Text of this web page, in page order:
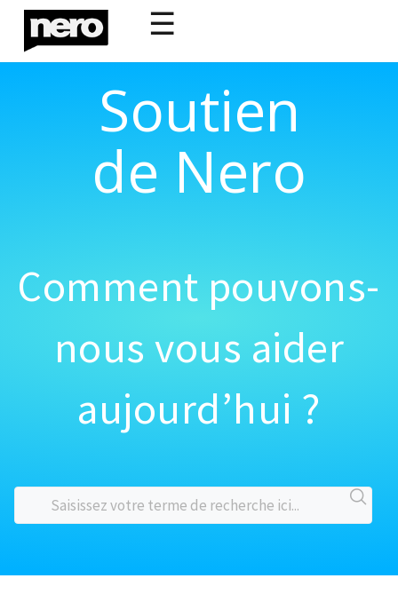
☰
Soutien
de Nero
Comment pouvons-
nous vous aider
aujourd’hui ?